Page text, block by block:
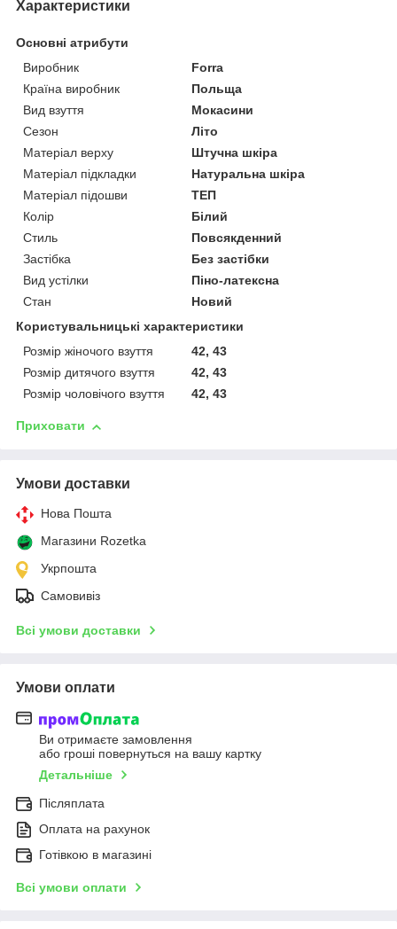
Характеристики
Основні атрибути
Виробник
Forra
Країна виробник
Польща
Вид взуття
Мокасини
Сезон
Літо
Матеріал верху
Штучна шкіра
Матеріал підкладки
Натуральна шкіра
Матеріал підошви
ТЕП
Колір
Білий
Стиль
Повсякденний
Застібка
Без застібки
Вид устілки
Піно-латексна
Стан
Новий
Користувальницькі характеристики
Розмір жіночого взуття
42, 43
Розмір дитячого взуття
42, 43
Розмір чоловічого взуття
42, 43
Приховати
Умови доставки
Нова Пошта
Магазини Rozetka
Укрпошта
Самовивіз
Всі умови доставки
Умови оплати
Ви отримаєте замовлення
або гроші повернуться на вашу картку
Детальніше
Післяплата
Оплата на рахунок
Готівкою в магазині
Всі умови оплати